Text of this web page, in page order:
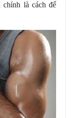
chính là cách để